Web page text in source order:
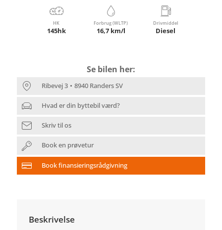
HK
145hk
Forbrug (WLTP)
16,7 km/l
Drivmiddel
Diesel
Se bilen her:
Ribevej 3 8940 Randers SV
Hvad er din byttebil værd?
Skriv til os
Book en prøvetur
Book finansieringsrådgivning
Beskrivelse